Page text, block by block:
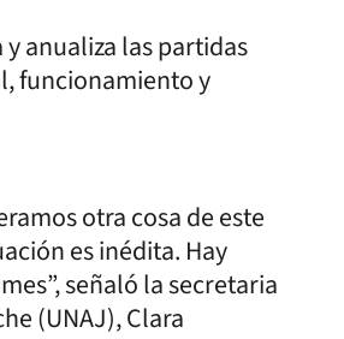
anualiza las partidas
funcionamiento y
otra cosa de este
es inédita. Hay
señaló la secretaria
(UNAJ), Clara